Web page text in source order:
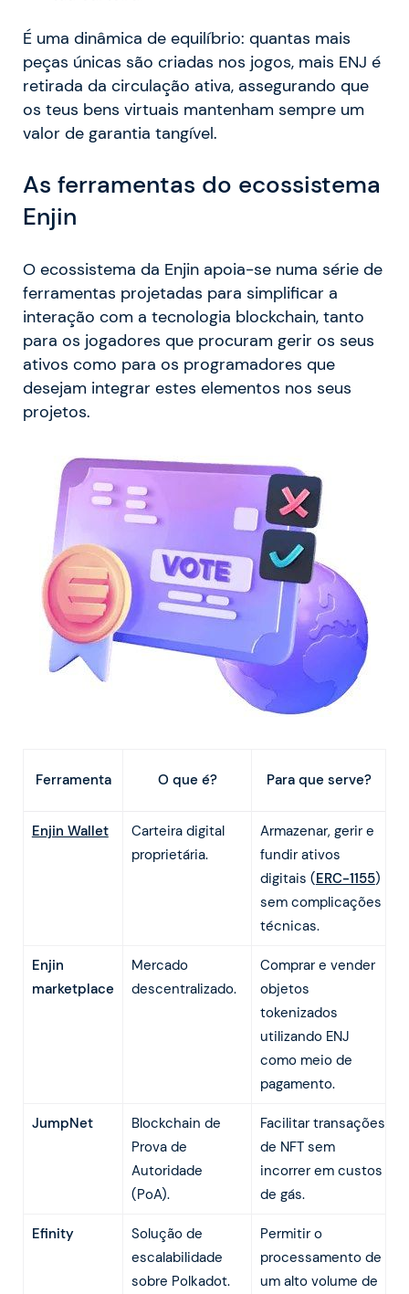
É uma dinâmica de equilíbrio: quantas mais
peças únicas são criadas nos jogos, mais ENJ é
retirada da circulação ativa, assegurando que
os teus bens virtuais mantenham sempre um
valor de garantia tangível.
As ferramentas do ecossistema
Enjin
O ecossistema da Enjin apoia-se numa série de
ferramentas projetadas para simplificar a
interação com a tecnologia blockchain, tanto
para os jogadores que procuram gerir os seus
ativos como para os programadores que
desejam integrar estes elementos nos seus
projetos.
Ferramenta O que é? Para que serve?
Enjin Wallet
Carteira digital
proprietária.
Armazenar, gerir e
fundir ativos
digitais (ERC-1155)
sem complicações
técnicas.
Enjin
marketplace
Mercado
descentralizado.
Comprar e vender
objetos
tokenizados
utilizando ENJ
como meio de
pagamento.
JumpNet
Blockchain de
Prova de
Autoridade
(PoA).
Facilitar transações
de NFT sem
incorrer em custos
de gás.
Efinity
Solução de
escalabilidade
sobre Polkadot.
Permitir o
processamento de
um alto volume de